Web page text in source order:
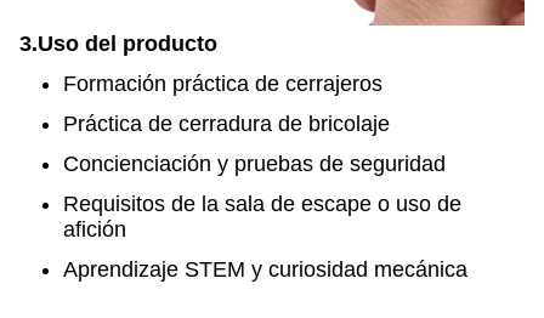
3.Uso del producto
Formación práctica de cerrajeros
Práctica de cerradura de bricolaje
Concienciación y pruebas de seguridad
Requisitos de la sala de escape o uso de
afición
Aprendizaje STEM y curiosidad mecánica